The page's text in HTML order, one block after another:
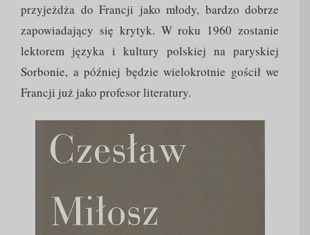
przyjeżdża do Francji jako młody, bardzo dobrze
zapowiadający się krytyk. W roku 1960 zostanie
lektorem języka i kultury polskiej na paryskiej
Sorbonie, a później będzie wielokrotnie gościł we
Francji już jako profesor literatury.